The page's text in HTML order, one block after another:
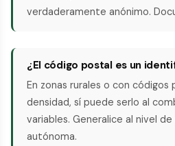
verdaderamente anónimo.
¿El código postal es un
En zonas rurales o con códigos
densidad, sí puede serlo al
variables. Generalice al nivel
autónoma.